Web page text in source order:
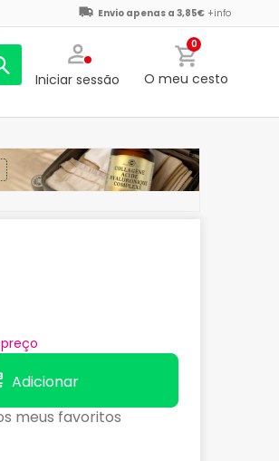
Envio apenas a 3,85€ +info
Iniciar sessão
0
O meu cesto
Adicionar
meus favoritos